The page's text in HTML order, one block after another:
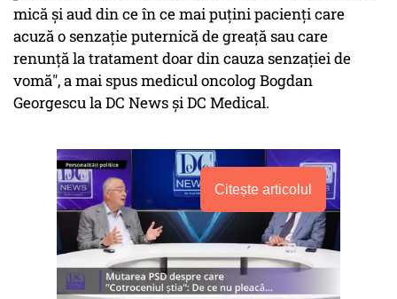
mică și aud din ce în ce mai puțini pacienți care
acuză o senzație puternică de greață sau care
renunță la tratament doar din cauza senzației de
vomă", a mai spus medicul oncolog Bogdan
Georgescu la DC News și DC Medical.
Citește articolul